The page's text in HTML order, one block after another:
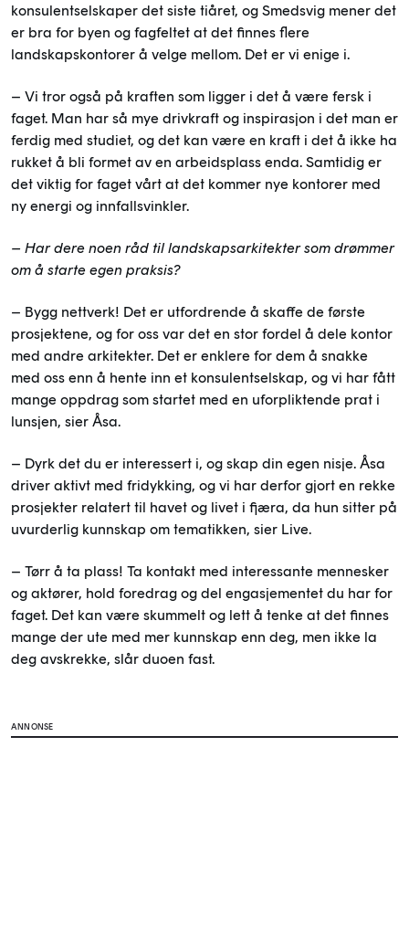
konsulentselskaper det siste tiåret, og Smedsvig mener det
er bra for byen og fagfeltet at det finnes flere
landskapskontorer å velge mellom. Det er vi enige i.
– Vi tror også på kraften som ligger i det å være fersk i
faget. Man har så mye drivkraft og inspirasjon i det man er
ferdig med studiet, og det kan være en kraft i det å ikke ha
rukket å bli formet av en arbeidsplass enda. Samtidig er
det viktig for faget vårt at det kommer nye kontorer med
ny energi og innfallsvinkler.
– Har dere noen råd til landskapsarkitekter som drømmer
om å starte egen praksis?
– Bygg nettverk! Det er utfordrende å skaffe de første
prosjektene, og for oss var det en stor fordel å dele kontor
med andre arkitekter. Det er enklere for dem å snakke
med oss enn å hente inn et konsulentselskap, og vi har fått
mange oppdrag som startet med en uforpliktende prat i
lunsjen, sier Åsa.
– Dyrk det du er interessert i, og skap din egen nisje. Åsa
driver aktivt med fridykking, og vi har derfor gjort en rekke
prosjekter relatert til havet og livet i fjæra, da hun sitter på
uvurderlig kunnskap om tematikken, sier Live.
­– Tørr å ta plass! Ta kontakt med interessante mennesker
og aktører, hold foredrag og del engasjementet du har for
faget. Det kan være skummelt og lett å tenke at det finnes
mange der ute med mer kunnskap enn deg, men ikke la
deg avskrekke, slår duoen fast.
ANNONSE